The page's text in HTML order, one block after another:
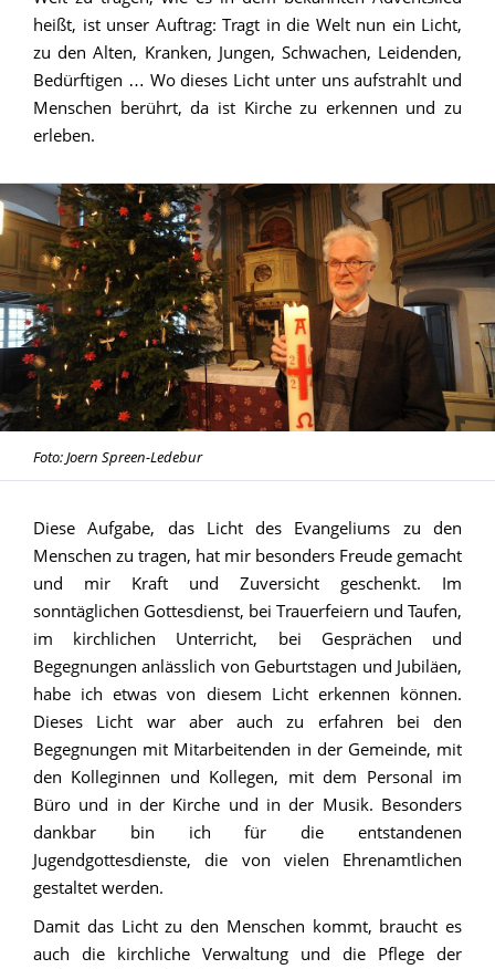
heißt, ist unser Auftrag: Tragt in die Welt nun ein Licht,
zu den Alten, Kranken, Jungen, Schwachen, Leidenden,
Bedürftigen … Wo dieses Licht unter uns aufstrahlt und
Menschen berührt, da ist Kirche zu erkennen und zu
erleben.
Foto: Joern Spreen-Ledebur
Diese Aufgabe, das Licht des Evangeliums zu den
Menschen zu tragen, hat mir besonders Freude gemacht
und mir Kraft und Zuversicht geschenkt. Im
sonntäglichen Gottesdienst, bei Trauerfeiern und Taufen,
im kirchlichen Unterricht, bei Gesprächen und
Begegnungen anlässlich von Geburtstagen und Jubiläen,
habe ich etwas von diesem Licht erkennen können.
Dieses Licht war aber auch zu erfahren bei den
Begegnungen mit Mitarbeitenden in der Gemeinde, mit
den Kolleginnen und Kollegen, mit dem Personal im
Büro und in der Kirche und in der Musik. Besonders
dankbar bin ich für die entstandenen
Jugendgottesdienste, die von vielen Ehrenamtlichen
gestaltet werden.
Damit das Licht zu den Menschen kommt, braucht es
auch die kirchliche Verwaltung und die Pflege der